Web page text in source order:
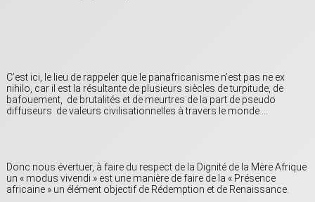
C’est ici, le lieu de rappeler que le panafricanisme n’est pas ne ex
nihilo, car il est la résultante de plusieurs siècles de turpitude, de
bafouement, de brutalités et de meurtres de la part de pseudo
diffuseurs de valeurs civilisationnelles à travers le monde …
Donc nous évertuer, à faire du respect de la Dignité de la Mère Afrique
un « modus vivendi » est une manière de faire de la « Présence
africaine » un élément objectif de Rédemption et de Renaissance.